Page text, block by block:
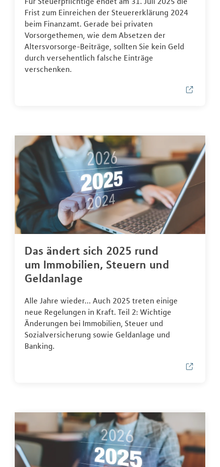
Frist zum Einreichen der Steuererklärung 2024
beim Finanzamt. Gerade bei privaten
Vorsorgethemen, wie dem Absetzen der
Altersvorsorge-Beiträge, sollten Sie kein Geld
durch versehentlich falsche Einträge
verschenken.
Das ändert sich 2025 rund
um Immobilien, Steuern und
Geldanlage
Alle Jahre wieder… Auch 2025 treten einige
neue Regelungen in Kraft. Teil 2: Wichtige
Änderungen bei Immobilien, Steuer und
Sozialversicherung sowie Geldanlage und
Banking.